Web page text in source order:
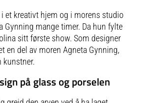
et kreativt hjem og i morens studio
Gynning mange timer. Da hun fylte
sitt første show. Som designer
en del av moren Agneta Gynning,
kunstner.
på glass og porselen